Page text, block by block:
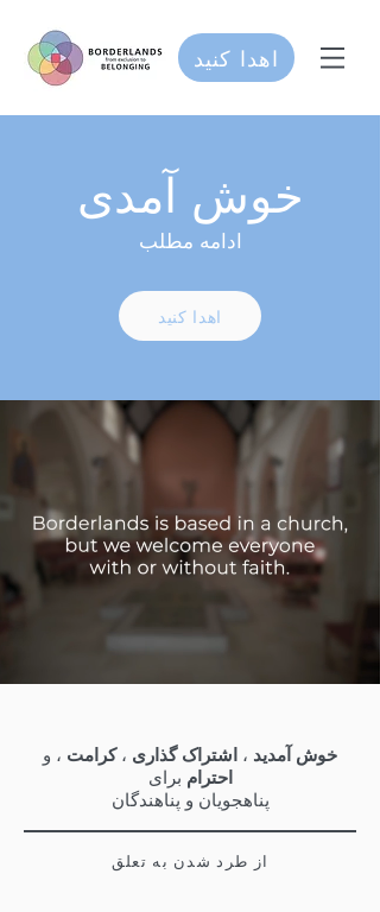
اهدا کنید
خوش آمدی
ادامه مطلب
اهدا کنید
خوش آمدید ، اشتراک گذاری ،کرامت ، و
احترام برای
پناهجویان و پناهندگان
از طرد شدن به تعلق